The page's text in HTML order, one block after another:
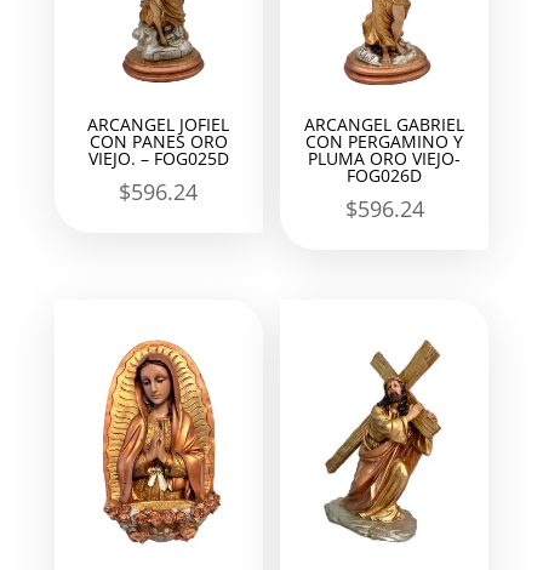
ARCANGEL JOFIEL
CON PANES ORO
VIEJO. – FOG025D
$596.24
ARCANGEL GABRIEL
CON PERGAMINO Y
PLUMA ORO VIEJO-
FOG026D
$596.24